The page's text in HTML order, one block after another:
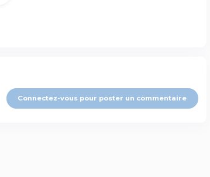
Connectez-vous pour poster un commentaire